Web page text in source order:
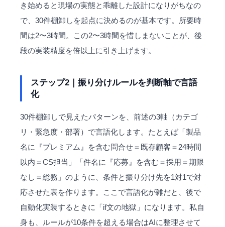
き始めると現場の実態と乖離した設計になりがちなの
で、30件棚卸しを起点に決めるのが基本です。所要時
間は2〜3時間。この2〜3時間を惜しまないことが、後
段の実装精度を倍以上に引き上げます。
ステップ2｜振り分けルールを判断軸で言語
化
30件棚卸しで見えたパターンを、前述の3軸（カテゴ
リ・緊急度・部署）で言語化します。たとえば「製品
名に『プレミアム』を含む問合せ＝既存顧客＝24時間
以内＝CS担当」「件名に『応募』を含む＝採用＝期限
なし＝総務」のように、条件と振り分け先を1対1で対
応させた表を作ります。ここで言語化が雑だと、後で
自動化実装するときに「if文の地獄」になります。私自
身も、ルールが10条件を超える場合はAIに整理させて